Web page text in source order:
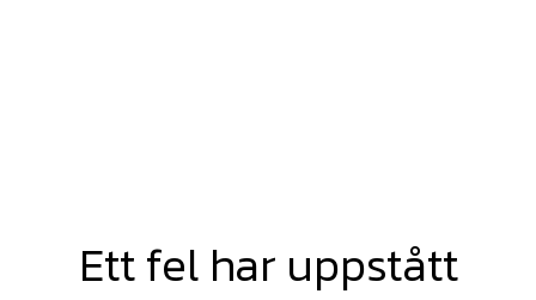
Ett fel har uppstått